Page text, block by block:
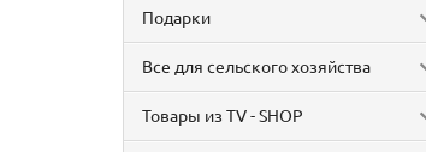
Подарки
Все для сельского хозяйства
Товары из TV - SHOP